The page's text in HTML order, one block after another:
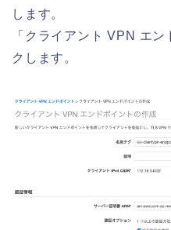
します。
「クライアント VPN エ
クします。